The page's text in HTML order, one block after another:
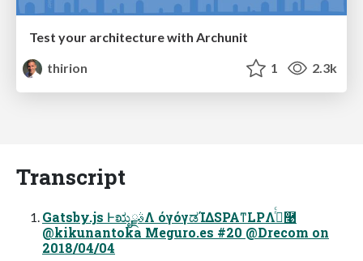
Test your architecture with Archunit
thirion
1 2.3k
Transcript
Gatsby.js ͰಋೖࣄྫΛ όγόγಡΊΔSPAͳLPΛ࡞ͬͨ࿩
@kikunantoka Meguro.es #20 @Drecom on
2018/04/04